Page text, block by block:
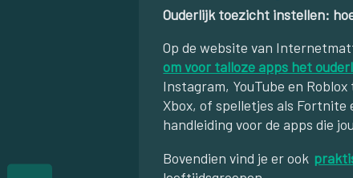
Ouderlijk toezicht instellen:
Op de website van
om voor talloze apps het
Instagram, YouTube en
Xbox, of spelletjes als
handleiding voor de apps die
Bovendien vind je er ook